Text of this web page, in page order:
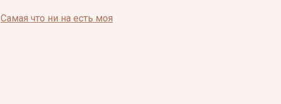
Самая что ни на есть моя